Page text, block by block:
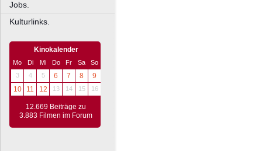
Jobs.
Kulturlinks.
Kinokalender
Mo Di Mi Do Fr Sa
So
3
4 5 6 7 8
9
10
11 12 13 14 15 16
12.669 Beiträge zu
3.883 Filmen im Forum